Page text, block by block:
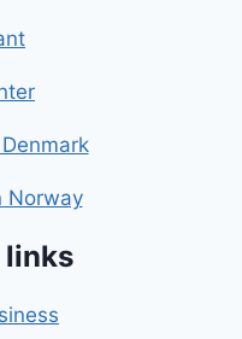
Norway
links